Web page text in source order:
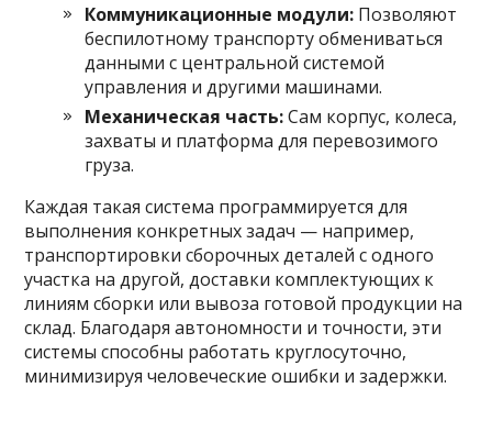
Коммуникационные модули: Позволяют
беспилотному транспорту обмениваться
данными с центральной системой
управления и другими машинами.
Механическая часть:Сам корпус, колеса,
захваты и платформа для перевозимого
груза.
Каждая такая система программируется для
выполнения конкретных задач — например,
транспортировки сборочных деталей с одного
участка на другой, доставки комплектующих к
линиям сборки или вывоза готовой продукции на
склад. Благодаря автономности и точности, эти
системы способны работать круглосуточно,
минимизируя человеческие ошибки и задержки.